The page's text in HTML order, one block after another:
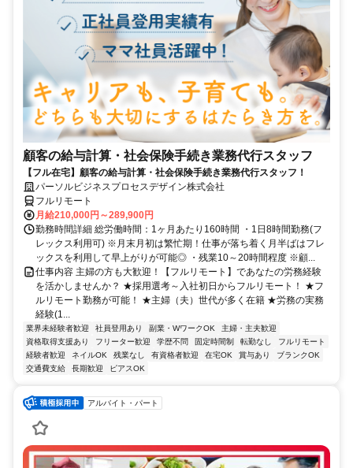
顧客の給与計算・社会保険手続き業務代行スタッフ
【フル在宅】顧客の給与計算・社会保険手続き業務代行スタッフ！
パーソルビジネスプロセスデザイン株式会社
フルリモート
月給210,000円～289,900円
勤務時間詳細 総労働時間：1ヶ月あたり160時間 ・1日8時間勤務(フ
レックス利用可) ※月末月初は繁忙期！仕事が落ち着く月半ばはフレ
ックスを利用して早上がりが可能◎ ・残業10～20時間程度 ※顧...
仕事内容 主婦の方も大歓迎！【フルリモート】であなたの労務経験
を活かしませんか？ ★採用選考～入社初日からフルリモート！ ★フ
ルリモート勤務が可能！ ★主婦（夫）世代が多く在籍 ★労務の実務
経験(1...
業界未経験者歓迎 社員登用あり 副業・WワークOK
主婦・主夫歓迎
資格取得支援あり
フリーター歓迎 学歴不問 固定時間制 転勤なし
フルリモート
経験者歓迎
ネイルOK 残業なし 有資格者歓迎 在宅OK 賞与あり
ブランクOK
交通費支給
長期歓迎 ピアスOK
アルバイト・パート